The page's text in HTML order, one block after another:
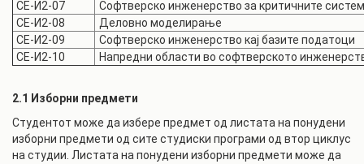
СЕ-И2-07
Софтверско инженерство за критичните
СЕ-И2-08
Деловно моделирање
СЕ-И2-09
Софтверско инженерство кај базите податоци
СЕ-И2-10
Напредни области во софтверското
2.1 Изборни предмети
Студентот може да избере предмет од листата на понудени
изборни предмети од сите студиски програми од втор циклус
на студии. Листата на понудени изборни предмети може да